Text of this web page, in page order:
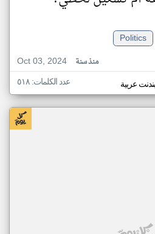
Politics
Oct 03, 2024
منذ سنة
عربية عدد الكلمات: ٥١٨